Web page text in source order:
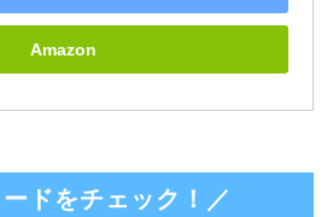
Amazon
ドをチェック！／